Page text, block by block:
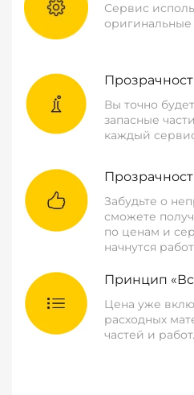
Сервис
оригинальные
Вы точно
запасные
каждый
Забудьте о
сможете
по ценам и
начнутся
Принцип
Цена уже
расходных
частей и работ.